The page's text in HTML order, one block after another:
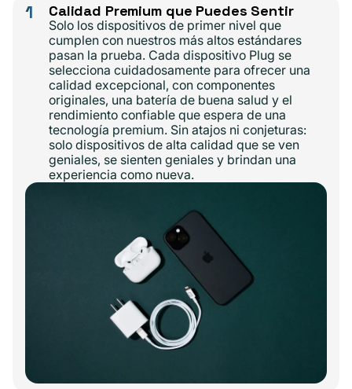
1 Calidad Premium que Puedes Sentir
Solo los dispositivos de primer nivel que
cumplen con nuestros más altos estándares
pasan la prueba. Cada dispositivo Plug se
selecciona cuidadosamente para ofrecer una
calidad excepcional, con componentes
originales, una batería de buena salud y el
rendimiento confiable que espera de una
tecnología premium. Sin atajos ni conjeturas:
solo dispositivos de alta calidad que se ven
geniales, se sienten geniales y brindan una
experiencia como nueva.